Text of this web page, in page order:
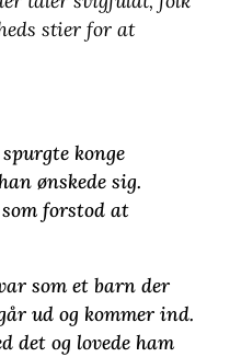
stier for at
konge
ønskede sig.
forstod at
som et barn der
ud og kommer ind.
det og lovede ham